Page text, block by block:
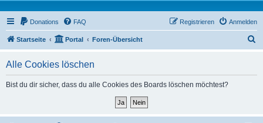
Donations FAQ Anmelden
Registrieren
Startseite Portal Foren-Übersicht
Alle Cookies löschen
Bist du dir sicher, dass du alle Cookies des Boards löschen möchtest?